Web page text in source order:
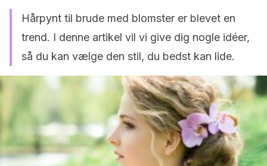
Hårpynt til brude med blomster er blevet en
trend. I denne artikel vil vi give dig nogle idéer,
så du kan vælge den stil, du bedst kan lide.